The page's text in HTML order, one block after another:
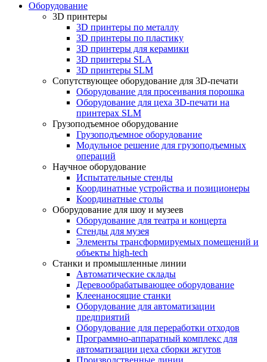
Оборудование
3D принтеры
3D принтеры по металлу
3D принтеры по пластику
3D принтеры для керамики
3D принтеры SLA
3D принтеры SLM
Сопутствующее оборудование для 3D-печати
Оборудование для просеивания порошка
Оборудование для цеха 3D-печати на
принтерах SLM
Грузоподъемное оборудование
Грузоподъемное оборудование
Модульное решение для грузоподъемных
операций
Научное оборудование
Испытательные стенды
Координатные устройства и позиционеры
Координатные столы
Оборудование для шоу и музеев
Оборудование для театра и концерта
Стенды для музея
Элементы трансформируемых помещений и
объекты high-tech
Станки и промышленные линии
Автоматические склады
Деревообрабатывающее оборудование
Клеенаносящие станки
Оборудование для автоматизации
предприятий
Оборудование для переработки отходов
Программно-аппаратный комплекс для
автоматизации цеха сборки жгутов
Производственные линии